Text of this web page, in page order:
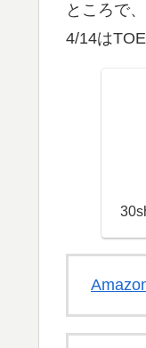
ところで
4/14は